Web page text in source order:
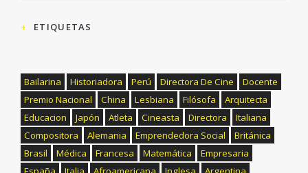
ETIQUETAS
Bailarina Historiadora Perú Directora De Cine
Docente
Premio Nacional
China Lesbiana Filósofa
Arquitecta
Educacion
Japón Atleta Cineasta Directora
Italiana
Compositora
Alemania Emprendedora Social
Británica
Brasil
Médica Francesa Matemática
Empresaria